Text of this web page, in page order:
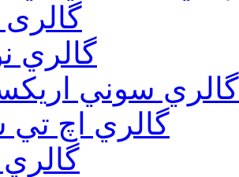
گالري
گالري سوني
گالري اچ
گالري